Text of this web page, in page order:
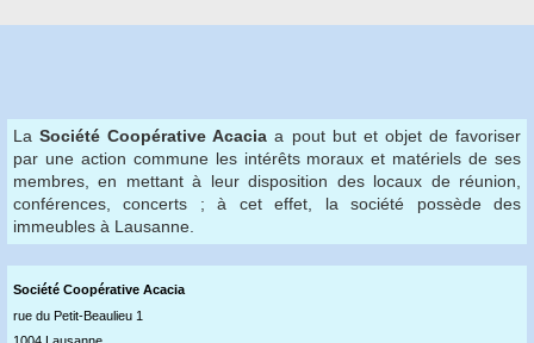
LaSociété Coopérative Acacia a pout but et objet de favoriser
par une action commune les intérêts moraux et matériels de ses
membres, en mettant à leur disposition des locaux de réunion,
conférences, concerts ; à cet effet, la société possède des
immeubles à Lausanne.
Société Coopérative Acacia
rue du Petit-Beaulieu 1